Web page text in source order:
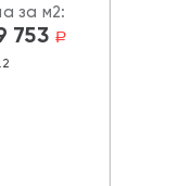
за м2:
753 a